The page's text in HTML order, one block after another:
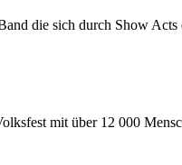
die sich durch Show
mit über 12 000